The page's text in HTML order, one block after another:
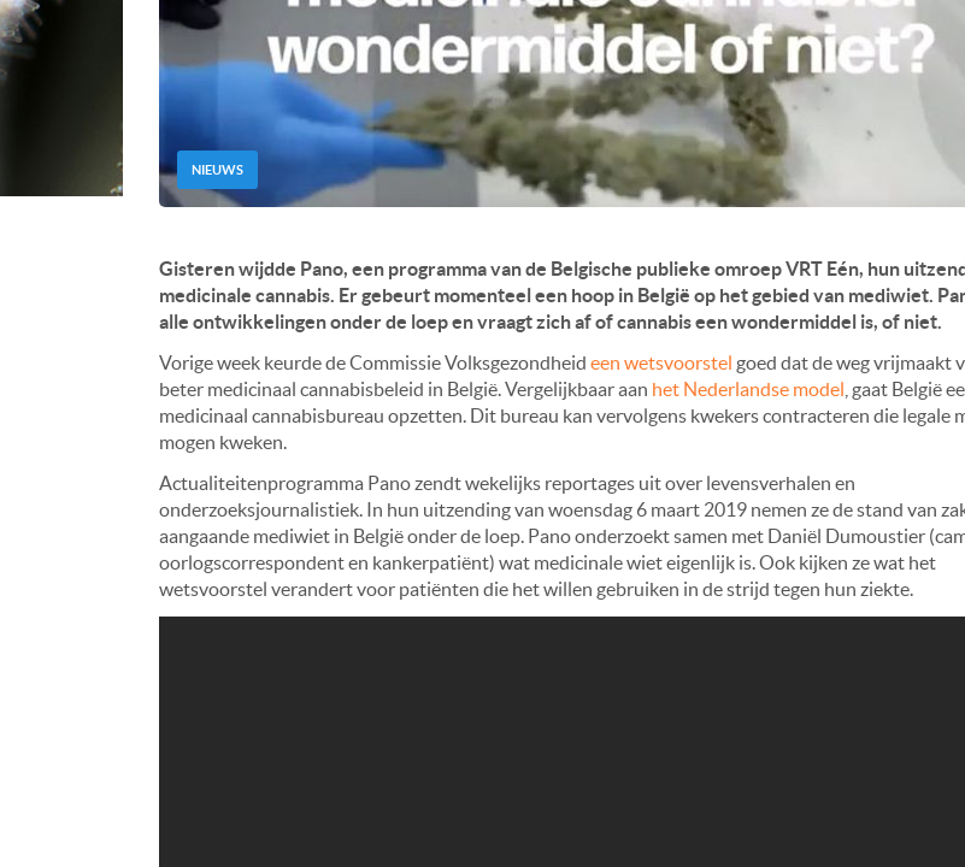
NIEUWS
Gisteren wijdde Pano, een programma van de Belgische publieke omroep VRT Eén, hun
medicinale cannabis. Er gebeurt momenteel een hoop in België op het gebied van mediwiet.
alle ontwikkelingen onder de loep en vraagt zich af of cannabis een wondermiddel is, of niet.
Vorige week keurde de Commissie Volksgezondheid een wetsvoorstel goed dat de weg vrijmaakt
beter medicinaal cannabisbeleid in België. Vergelijkbaar aan het Nederlandse model , gaat België
medicinaal cannabisbureau opzetten. Dit bureau kan vervolgens kwekers contracteren die legale
mogen kweken.
Actualiteitenprogramma Pano zendt wekelijks reportages uit over levensverhalen en
onderzoeksjournalistiek. In hun uitzending van woensdag 6 maart 2019 nemen ze de stand van
aangaande mediwiet in België onder de loep. Pano onderzoekt samen met Daniël Dumoustier
oorlogscorrespondent en kankerpatiënt) wat medicinale wiet eigenlijk is. Ook kijken ze wat het
wetsvoorstel verandert voor patiënten die het willen gebruiken in de strijd tegen hun ziekte.